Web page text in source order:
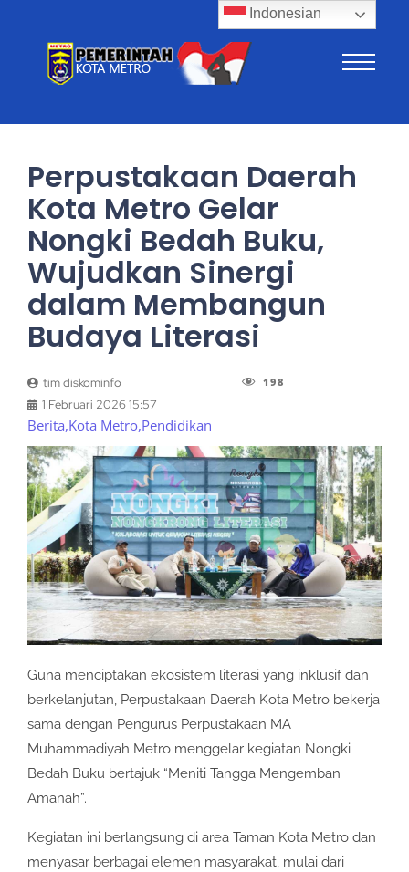
Perpustakaan Daerah
Kota Metro Gelar
Nongki Bedah Buku,
Wujudkan Sinergi
dalam Membangun
Budaya Literasi
tim diskominfo
1 Februari 2026 15:57
Berita,Kota Metro,Pendidikan
198
Guna menciptakan ekosistem literasi yang inklusif dan
berkelanjutan, Perpustakaan Daerah Kota Metro bekerja
sama dengan Pengurus Perpustakaan MA
Muhammadiyah Metro menggelar kegiatan Nongki
Bedah Buku bertajuk “Meniti Tangga Mengemban
Amanah”.
Kegiatan ini berlangsung di area Taman Kota Metro dan
menyasar berbagai elemen masyarakat, mulai dari
Indonesian